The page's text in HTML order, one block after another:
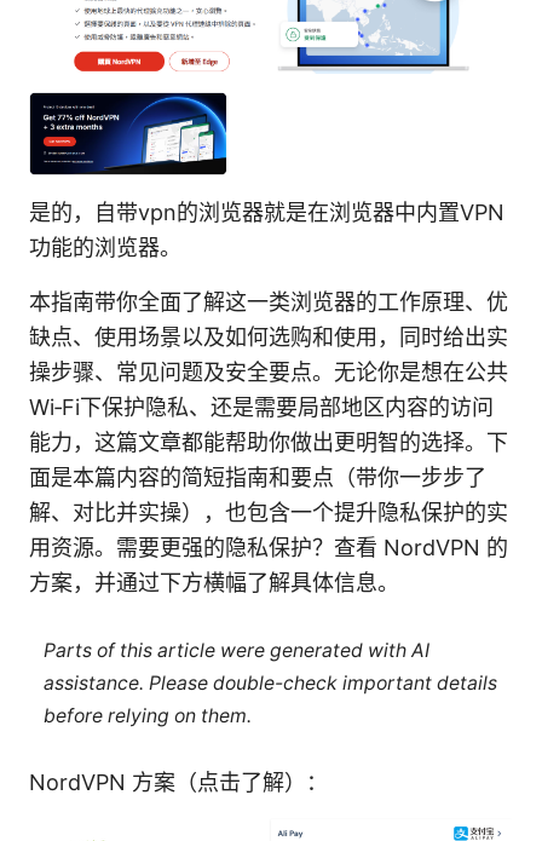
是的，自带vpn的浏览器就是在浏览器中内置VPN
功能的浏览器。
本指南带你全面了解这一类浏览器的工作原理、优
缺点、使用场景以及如何选购和使用，同时给出实
操步骤、常见问题及安全要点。无论你是想在公共
Wi‑Fi下保护隐私、还是需要局部地区内容的访问
能力，这篇文章都能帮助你做出更明智的选择。下
面是本篇内容的简短指南和要点（带你一步步了
解、对比并实操），也包含一个提升隐私保护的实
用资源。需要更强的隐私保护？查看 NordVPN 的
方案，并通过下方横幅了解具体信息。
Parts of this article were generated with AI
assistance. Please double-check important details
before relying on them.
NordVPN 方案（点击了解）：